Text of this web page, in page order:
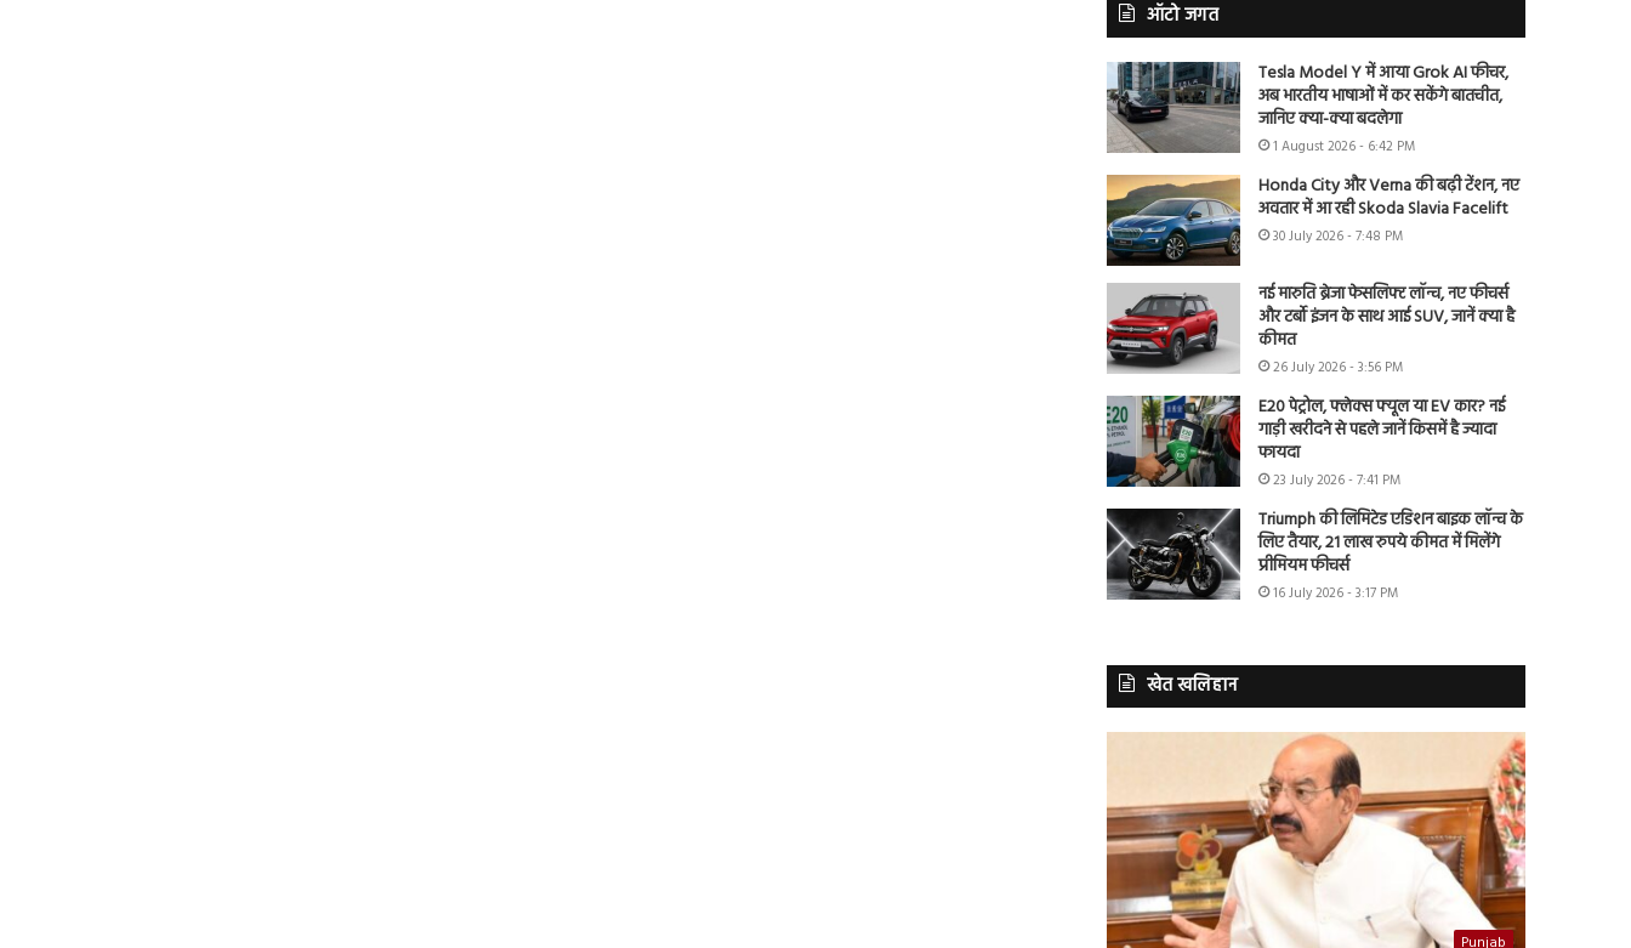
ऑटो जगत
Tesla Model Y में आया Grok AI फीचर,
अब भारतीय भाषाओं में कर सकेंगे बातचीत,
जानिए क्या-क्या बदलेगा
1 August 2026 - 6:42 PM
Honda City और Verna की बढ़ी टेंशन, नए
अवतार में आ रही Skoda Slavia Facelift
30 July 2026 - 7:48 PM
नई मारुति ब्रेजा फेसलिफ्ट लॉन्च, नए फीचर्स
और टर्बो इंजन के साथ आई SUV, जानें क्या है
कीमत
26 July 2026 - 3:56 PM
E20 पेट्रोल, फ्लेक्स फ्यूल या EV कार? नई
गाड़ी खरीदने से पहले जानें किसमें है ज्यादा
फायदा
23 July 2026 - 7:41 PM
Triumph की लिमिटेड एडिशन बाइक लॉन्च के
लिए तैयार, 21 लाख रुपये कीमत में मिलेंगे
प्रीमियम फीचर्स
16 July 2026 - 3:17 PM
खेत खलिहान
Punjab